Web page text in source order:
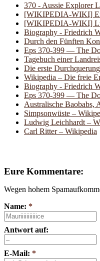
370 - Aussie Explorer
[WIKIPEDIA-WIKI]
[WIKIPEDIA-WIKI]
Biography - Friedrich
Durch den Fünften
Eps 370-399 — The
Tagebuch einer
Die erste
Wikipedia – Die freie
Biography - Friedrich
Eps 370-399 — The
Australische Baobabs,
Simpsonwüste –
Ludwig Leichhardt –
Carl Ritter – Wikipedia
Eure Kommentare:
Wegen hohem
Name: *
Antwort auf:
E-Mail: *